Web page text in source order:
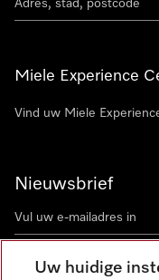
Miele Experience
Vind uw Miele
Nieuwsbrief
Uw huidige